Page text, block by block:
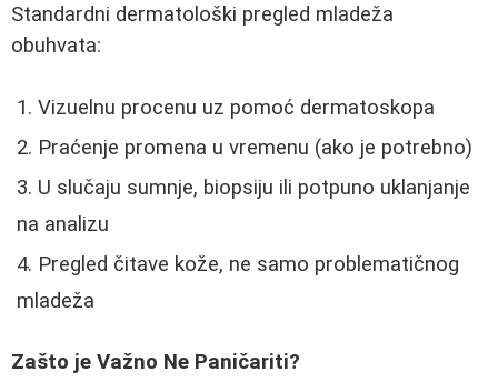
Standardni dermatološki pregled mladeža
obuhvata:
Vizuelnu procenu uz pomoć dermatoskopa
Praćenje promena u vremenu (ako je potrebno)
U slučaju sumnje, biopsiju ili potpuno uklanjanje
na analizu
Pregled čitave kože, ne samo problematičnog
mladeža
Zašto je Važno Ne Paničariti?